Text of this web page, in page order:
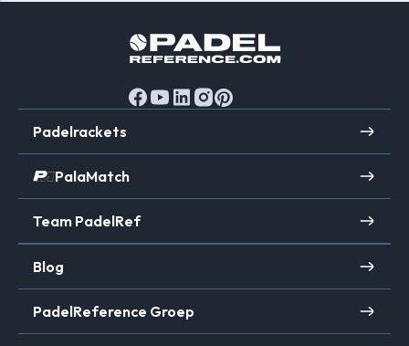
Padelrackets
PalaMatch
Team PadelRef
Blog
PadelReference Groep